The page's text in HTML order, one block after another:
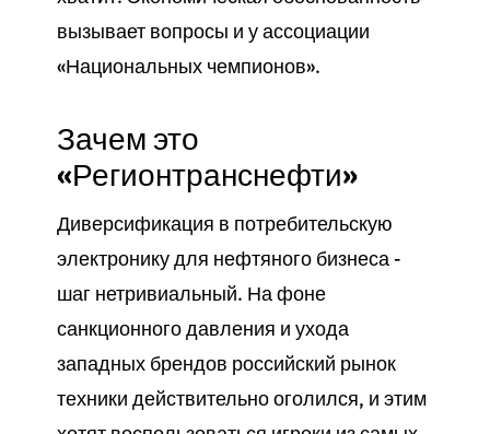
вызывает вопросы и у ассоциации
«Национальных чемпионов».
Зачем это
«Регионтранснефти»
Диверсификация в потребительскую
электронику для нефтяного бизнеса -
шаг нетривиальный. На фоне
санкционного давления и ухода
западных брендов российский рынок
техники действительно оголился, и этим